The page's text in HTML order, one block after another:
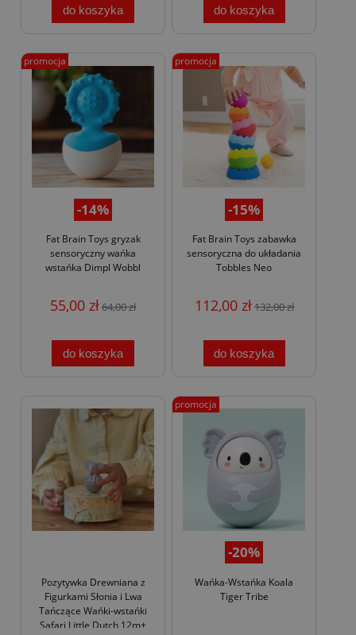
do koszyka do koszyka
-14%
Fat Brain Toys gryzak
sensoryczny wańka
wstańka Dimpl Wobbl
55,00 zł64,00 zł
do koszyka
promocja
-15%
Fat Brain Toys zabawka
sensoryczna do układania
Tobbles Neo
112,00 zł132,00 zł
do koszyka
promocja
Pozytywka Drewniana z
Figurkami Słonia i Lwa
Tańczące Wańki-wstańki
Safari Little Dutch 12m+
-20%
Wańka-Wstańka Koala
Tiger Tribe
promocja